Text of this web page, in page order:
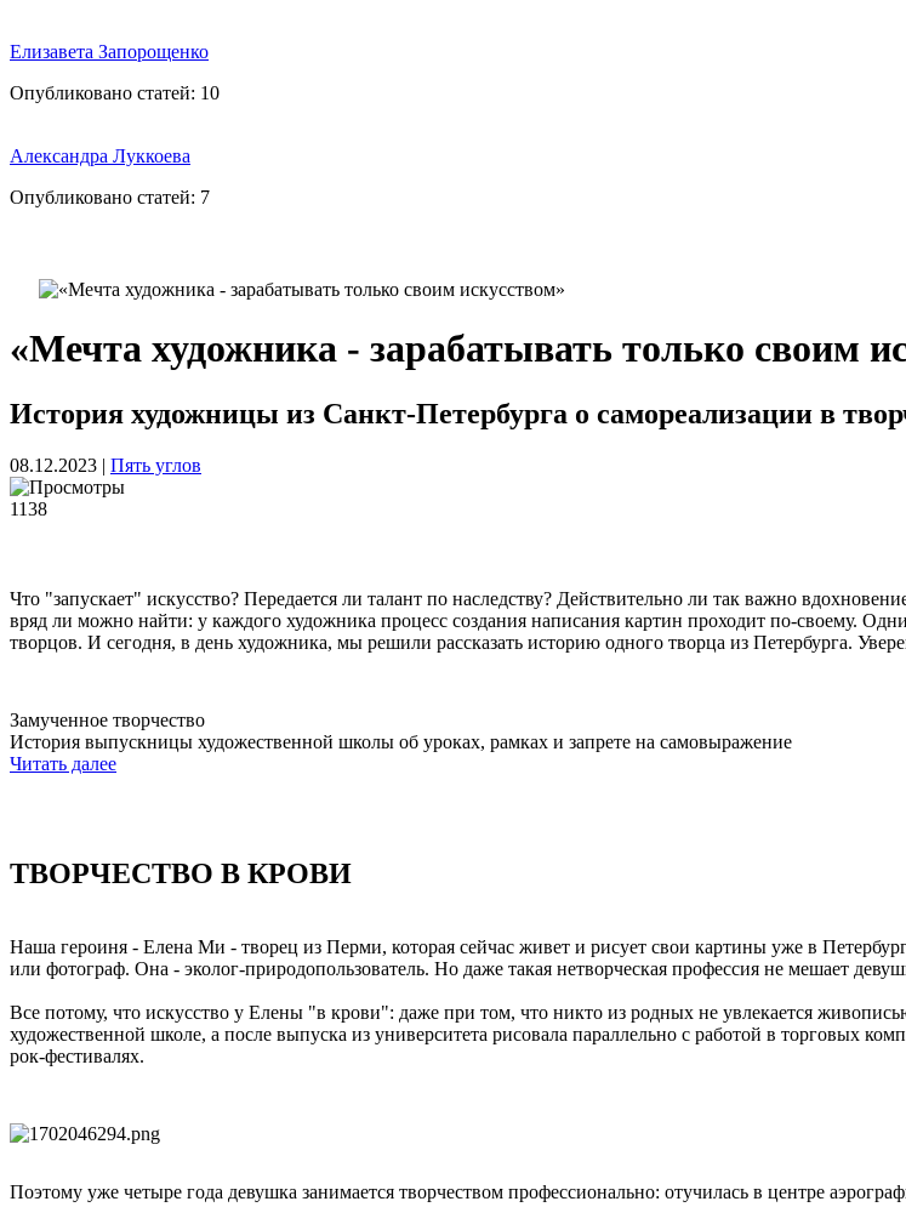
Елизавета Запорощенко
Опубликовано статей: 10
Александра Луккоева
Опубликовано статей: 7
«Мечта художника - зарабатывать только своим
История художницы из Санкт-Петербурга о самореализации в
08.12.2023 | Пять углов
1138
Что "запускает" искусство? Передается ли талант по наследству? Действительно ли так важно
вряд ли можно найти: у каждого художника процесс создания написания картин проходит по-своему.
творцов. И сегодня, в день художника, мы решили рассказать историю одного творца из Петербурга.
Замученное творчество
История выпускницы художественной школы об уроках, рамках и запрете на самовыражение
Читать далее
ТВОРЧЕСТВО В КРОВИ
Наша героиня - Елена Ми - творец из Перми, которая сейчас живет и рисует свои картины уже в
или фотограф. Она - эколог-природопользователь. Но даже такая нетворческая профессия не мешает
Все потому, что искусство у Елены "в крови": даже при том, что никто из родных не увлекается
художественной школе, а после выпуска из университета рисовала параллельно с работой в торговых
рок-фестивалях.
Поэтому уже четыре года девушка занимается творчеством профессионально: отучилась в центре